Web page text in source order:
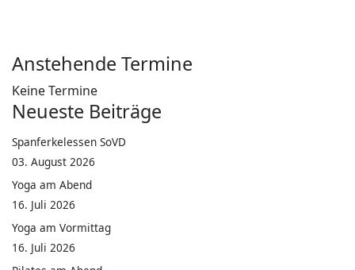
Anstehende Termine
Keine Termine
Neueste Beiträge
Spanferkelessen SoVD
03. August 2026
Yoga am Abend
16. Juli 2026
Yoga am Vormittag
16. Juli 2026